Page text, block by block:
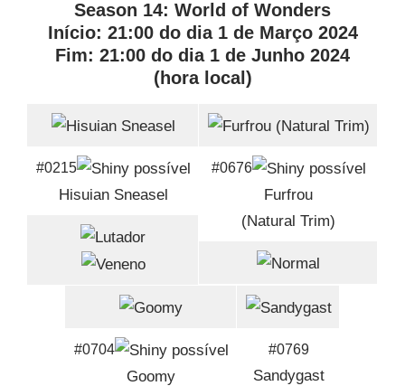
Season 14: World of Wonders
Início: 21:00 do dia 1 de Março 2024
Fim: 21:00 do dia 1 de Junho 2024
(hora local)
#0215
Hisuian Sneasel
#0676
Furfrou
(Natural Trim)
#0704
Goomy
#0769
Sandygast